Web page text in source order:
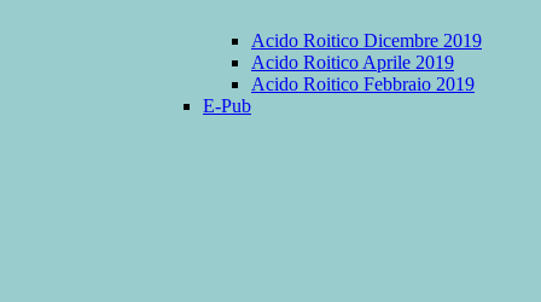
Acido Roitico Dicembre 2019
Acido Roitico Aprile 2019
Acido Roitico Febbraio 2019
E-Pub